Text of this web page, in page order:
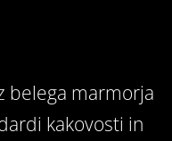
belega marmorja
kakovosti in